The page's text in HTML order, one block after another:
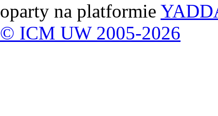
oparty na platformie
© ICM UW 2005-2026